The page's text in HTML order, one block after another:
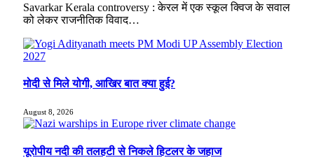
Savarkar Kerala controversy : केरल में एक स्कूल क्विज के सवाल
को लेकर राजनीतिक विवाद…
मोदी से मिले योगी, आखिर बात क्या हुई?
August 8, 2026
यूरोपीय नदी की तलहटी से निकले हिटलर के जहाज